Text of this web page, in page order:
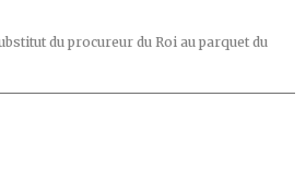
du procureur du Roi au parquet du